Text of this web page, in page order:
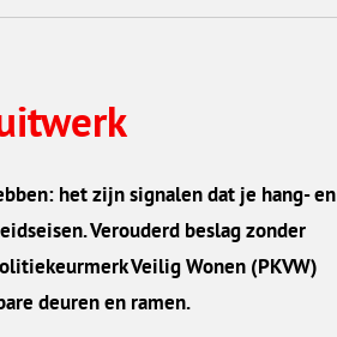
het zijn signalen dat je hang- en
Verouderd beslag zonder
Veilig Wonen (PKVW)
deuren en ramen.